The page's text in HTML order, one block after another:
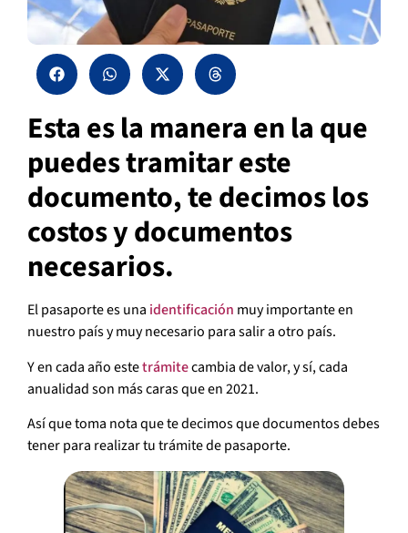
Esta es la manera en la que
puedes tramitar este
documento, te decimos los
costos y documentos
necesarios.
El pasaporte es una identificación muy importante en
nuestro país y muy necesario para salir a otro país.
Y en cada año estetrámitecambia de valor, y sí, cada
anualidad son más caras que en 2021.
Así que toma nota que te decimos que documentos debes
tener para realizar tu trámite de pasaporte.